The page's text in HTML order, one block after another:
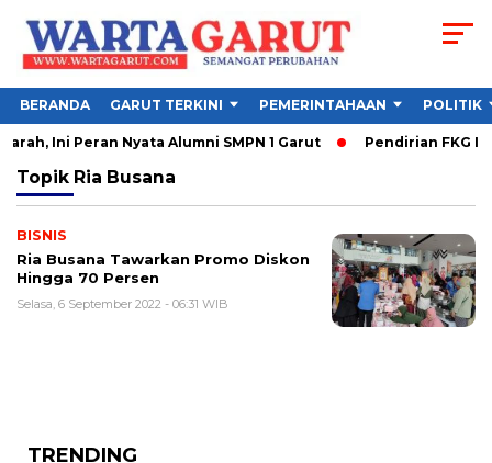
BERANDA GARUT TERKINI PEMERINTAHAAN POLITIK
Ini Peran Nyata Alumni SMPN 1 Garut Pendirian FKG
Topik Ria Busana
BISNIS
Ria Busana Tawarkan Promo Diskon
Hingga 70 Persen
Selasa, 6 September 2022 - 06:31 WIB
TRENDING